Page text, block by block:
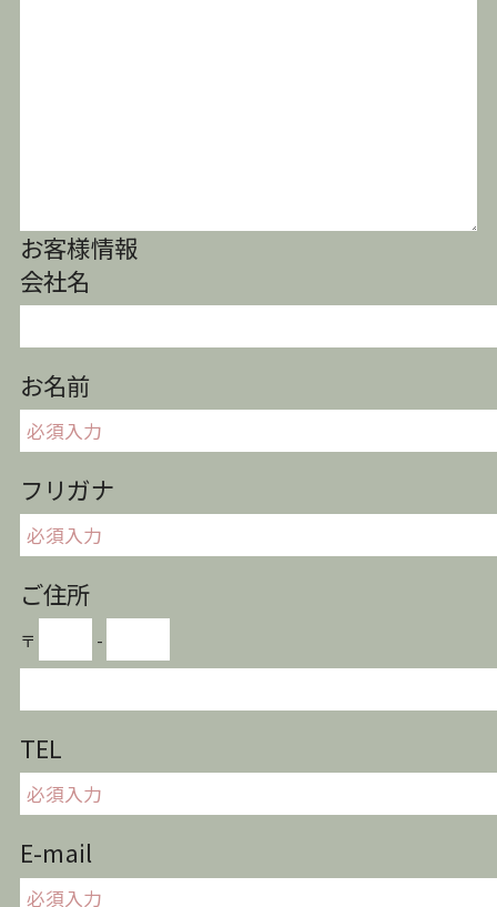
お客様情報
会社名
お名前
フリガナ
ご住所
〒 -
TEL
E-mail